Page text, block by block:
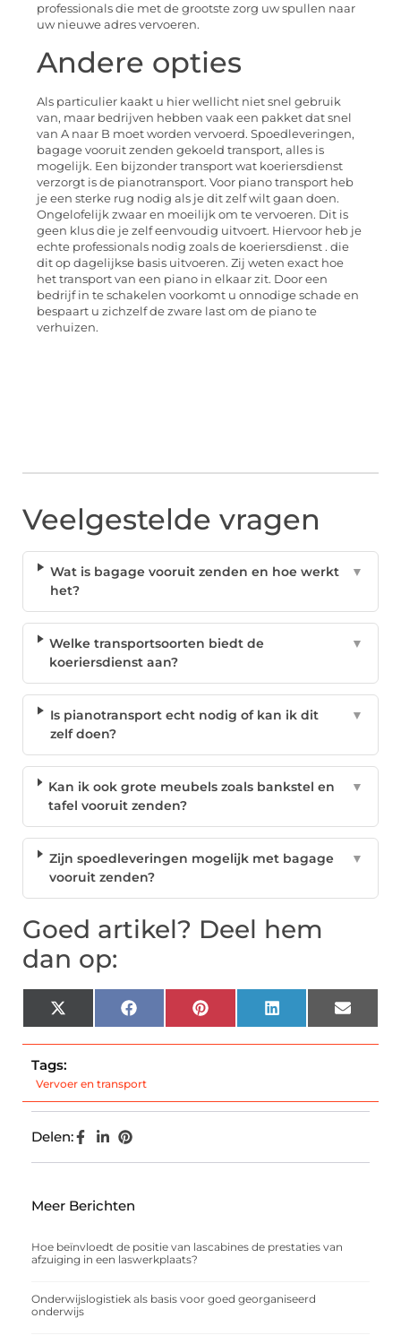
professionals die met de grootste zorg uw spullen naar
uw nieuwe adres vervoeren.
Andere opties
Als particulier kaakt u hier wellicht niet snel gebruik
van, maar bedrijven hebben vaak een pakket dat snel
van A naar B moet worden vervoerd. Spoedleveringen,
bagage vooruit zenden gekoeld transport, alles is
mogelijk. Een bijzonder transport wat koeriersdienst
verzorgt is de pianotransport. Voor piano transport heb
je een sterke rug nodig als je dit zelf wilt gaan doen.
Ongelofelijk zwaar en moeilijk om te vervoeren. Dit is
geen klus die je zelf eenvoudig uitvoert. Hiervoor heb je
echte professionals nodig zoals de koeriersdienst . die
dit op dagelijkse basis uitvoeren. Zij weten exact hoe
het transport van een piano in elkaar zit. Door een
bedrijf in te schakelen voorkomt u onnodige schade en
bespaart u zichzelf de zware last om de piano te
verhuizen.
Veelgestelde vragen
Wat is bagage vooruit zenden en hoe werkt
het?
▼
Welke transportsoorten biedt de
koeriersdienst aan?
▼
Is pianotransport echt nodig of kan ik dit
zelf doen?
▼
Kan ik ook grote meubels zoals bankstel en
tafel vooruit zenden?
▼
Zijn spoedleveringen mogelijk met bagage
vooruit zenden?
▼
Goed artikel? Deel hem
dan op:
X
(Twitter)
Facebook Pinterest LinkedIn Email
Tags:
Vervoer en transport
Delen:
Meer Berichten
Hoe beïnvloedt de positie van lascabines de prestaties van
afzuiging in een laswerkplaats?
Onderwijslogistiek als basis voor goed georganiseerd
onderwijs